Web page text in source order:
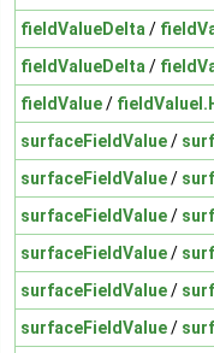
fieldValueDelta /
fieldValueDelta /
fieldValue/
surfaceFieldValue/
surfaceFieldValue/
surfaceFieldValue/
surfaceFieldValue/
surfaceFieldValue/
surfaceFieldValue/